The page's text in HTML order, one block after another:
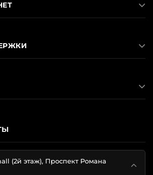
(2й этаж), Проспект Романа